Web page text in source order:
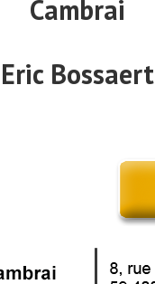
Cambrai
Eric Bossaert